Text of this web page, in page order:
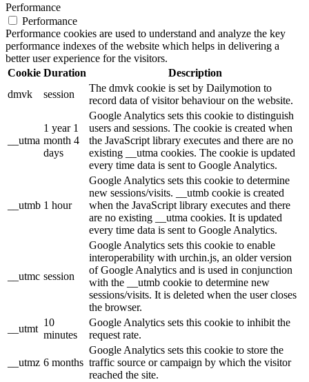
Performance
Performance
Performance cookies are used to understand and analyze the key
performance indexes of the website which helps in delivering a
better user experience for the visitors.
Cookie Duration
Description
dmvk
session
The dmvk cookie is set by Dailymotion to
record data of visitor behaviour on the website.
__utma
1 year 1
month 4
days
Google Analytics sets this cookie to distinguish
users and sessions. The cookie is created when
the JavaScript library executes and there are no
existing __utma cookies. The cookie is updated
every time data is sent to Google Analytics.
__utmb 1 hour
Google Analytics sets this cookie to determine
new sessions/visits. __utmb cookie is created
when the JavaScript library executes and there
are no existing __utma cookies. It is updated
every time data is sent to Google Analytics.
__utmc session
Google Analytics sets this cookie to enable
interoperability with urchin.js, an older version
of Google Analytics and is used in conjunction
with the __utmb cookie to determine new
sessions/visits. It is deleted when the user closes
the browser.
__utmt
10
minutes
Google Analytics sets this cookie to inhibit the
request rate.
__utmz 6 months
Google Analytics sets this cookie to store the
traffic source or campaign by which the visitor
reached the site.